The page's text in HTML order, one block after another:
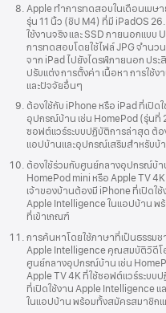
Apple ทำการทดสอบในเดือนเมษ
รุ่น 11 นิ้ว (ชิป M4) ที่มี iPadOS
ใช้งานจริงและ SSDภายนอกแบบ
การทดสอบโดยใช้ไฟล์ JPGจำนวน
จาก iPad ไปยังไดรฟ์ภายนอก ประ
ปรับแต่งการตั้งค่า เนื้อหาการใช้ง
และปัจจัยอื่นๆ
ต้องใช้กับ iPhone หรือ iPad ที่เปิด
อุปกรณ์บ้าน เช่น HomePod(รุ่นที่
ซอฟต์แวร์ระบบปฏิบัติการล่าสุด ต้อ
แอปบ้านและอุปกรณ์เสริมสำหรับบ้
ต้องใช้ร่วมกับศูนย์กลางอุปกรณ์บ้า
HomePod mini หรือ Apple TV
เจ้าของบ้านต้องมี iPhone ที่เปิดใ
Apple Intelligenceในแอปบ้านพ
ที่เข้าเกณฑ์
การค้นหาโดยใช้ภาษาที่เป็นธรรมช
Apple Intelligenceคุณสมบัติวิดีโ
ศูนย์กลางอุปกรณ์บ้าน เช่น
Apple TV 4K ที่ใช้ซอฟต์แวร์ระบบ
ที่เปิดใช้งานApple Intelligence แ
ในแอปบ้านพร้อมทั้งสมัครสมาชิก